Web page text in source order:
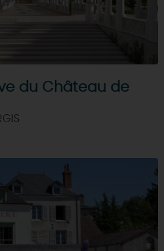
du Château de